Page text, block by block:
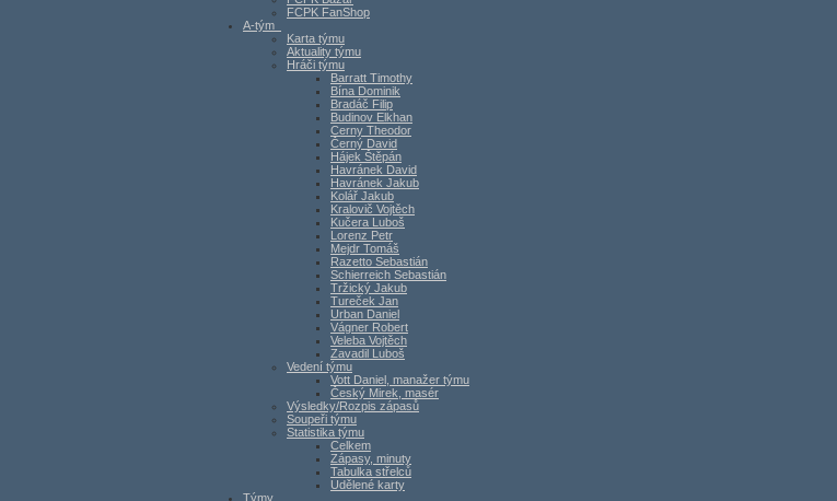
FCPK FanShop
A-tým
Karta týmu
Aktuality týmu
Hráči týmu
Barratt Timothy
Bína Dominik
Bradáč Filip
Budinov Elkhan
Cerny Theodor
Černý David
Hájek Štěpán
Havránek David
Havránek Jakub
Kolář Jakub
Kralovič Vojtěch
Kučera Luboš
Lorenz Petr
Mejdr Tomáš
Razetto Sebastián
Schierreich Sebastián
Tržický Jakub
Tureček Jan
Urban Daniel
Vágner Robert
Veleba Vojtěch
Zavadil Luboš
Vedení týmu
Vott Daniel, manažer týmu
Český Mirek, masér
Výsledky/Rozpis zápasů
Soupeři týmu
Statistika týmu
Celkem
Zápasy, minuty
Tabulka střelců
Udělené karty
Týmy